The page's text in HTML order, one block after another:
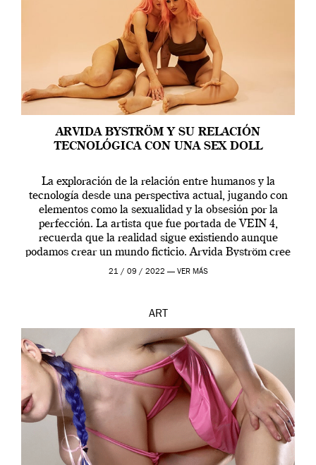
ARVIDA BYSTRÖM Y SU RELACIÓN
TECNOLÓGICA CON UNA SEX DOLL
La exploración de la relación entre humanos y la
tecnología desde una perspectiva actual, jugando con
elementos como la sexualidad y la obsesión por la
perfección. La artista que fue portada de VEIN 4,
recuerda que la realidad sigue existiendo aunque
podamos crear un mundo ficticio. Arvida Byström cree
que los humanos tienen un complejo […]
21 / 09 / 2022 — VER MÁS
ART